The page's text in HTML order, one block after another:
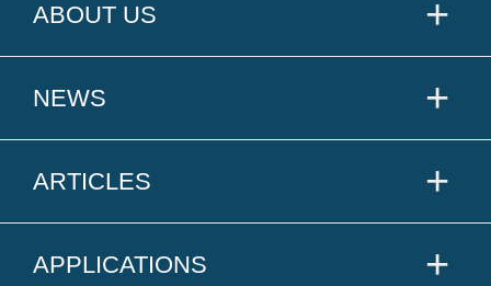
ABOUT US
NEWS
ARTICLES
APPLICATIONS